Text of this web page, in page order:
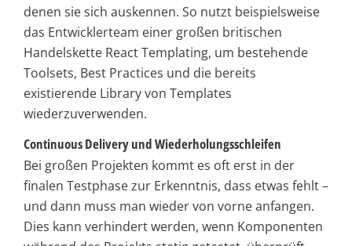
denen sie sich auskennen. So nutzt beispielsweise
das Entwicklerteam einer großen britischen
Handelskette React Templating, um bestehende
Toolsets, Best Practices und die bereits
existierende Library von Templates
wiederzuverwenden.
Continuous Delivery und Wiederholungsschleifen
Bei großen Projekten kommt es oft erst in der
finalen Testphase zur Erkenntnis, dass etwas fehlt –
und dann muss man wieder von vorne anfangen.
Dies kann verhindert werden, wenn Komponenten